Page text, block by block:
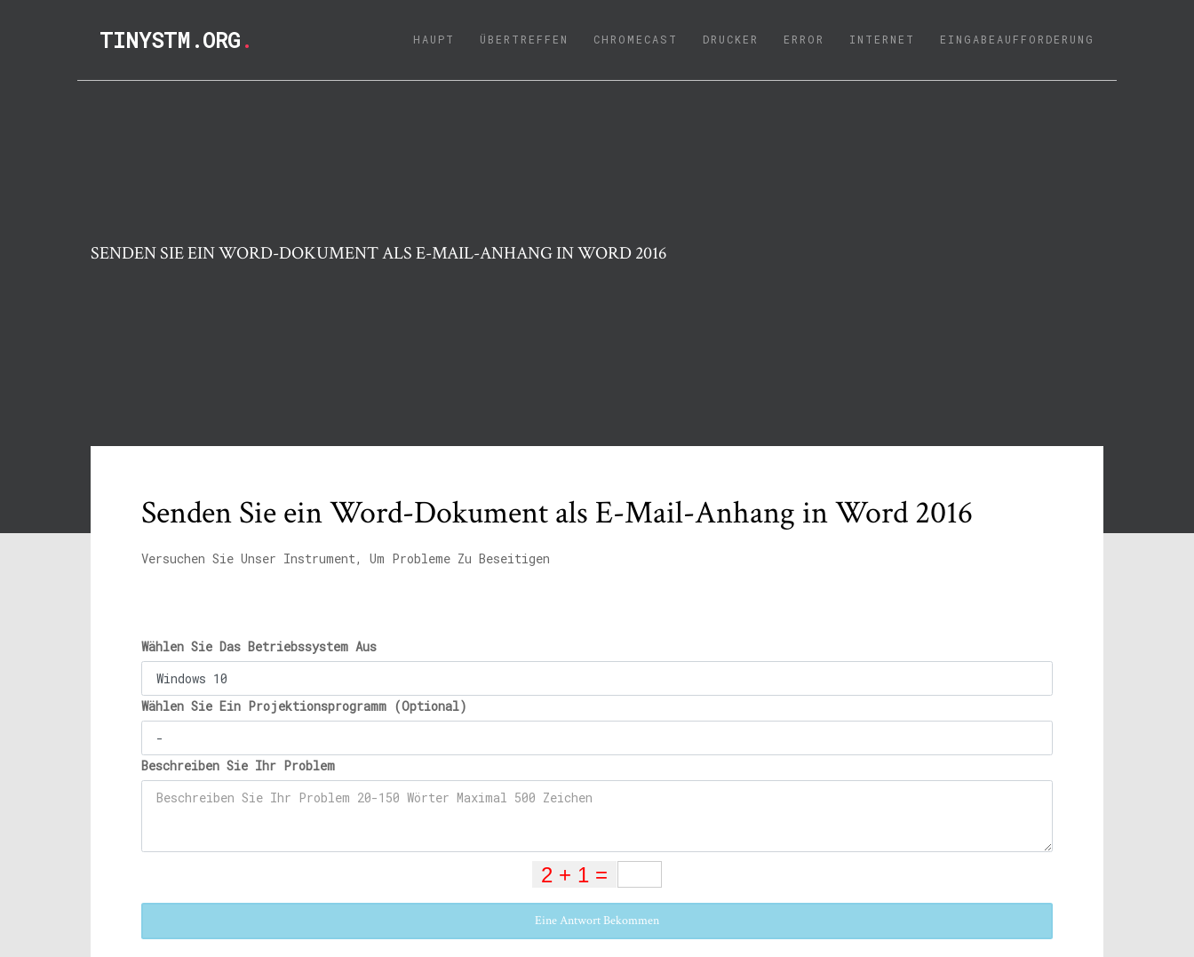
TINYSTM.ORG. HAUPT (CURRENT)
ÜBERTREFFEN CHROMECAST DRUCKER ERROR INTERNET EINGABEAUFFORDERUNG
SENDEN SIE EIN WORD-DOKUMENT ALS E-MAIL-ANHANG IN WORD 2016
Senden Sie ein Word-Dokument als E-Mail-Anhang in Word 2016
Versuchen Sie Unser Instrument, Um Probleme Zu Beseitigen
Wählen Sie Das Betriebssystem Aus
Wählen Sie Ein Projektionsprogramm (Optional)
Beschreiben Sie Ihr Problem
Eine Antwort Bekommen